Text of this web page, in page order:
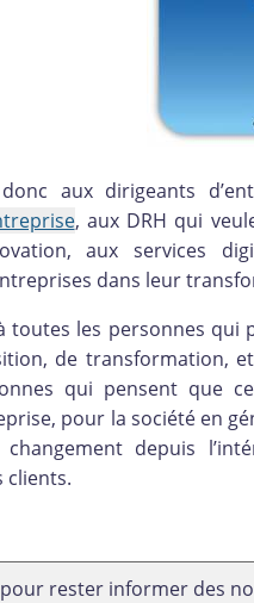
donc aux dirigeants
, aux DRH qui
aux services
dans leur
toutes les personnes
de transformation,
qui pensent que
pour la société en
depuis
clients.
rester informer des